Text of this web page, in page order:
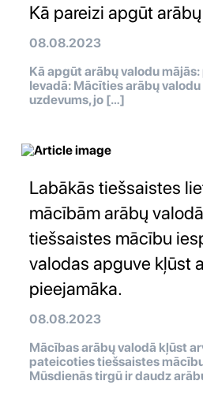
Kā pareizi apgūt
08.08.2023
Kā apgūt arābų valodu
Ievadā: Mācīties arābų
uzdevums, jo […]
Labākās tiešsaistes
mācībām arābų
tiešsaistes mācību
valodas apguve kļūst
pieejamāka.
08.08.2023
Mācības arābų valodā kļūst
pateicoties tiešsaistes
Mūsdienās tirgū ir daudz